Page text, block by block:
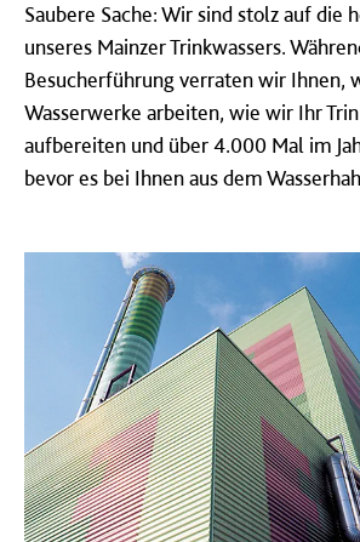
Saubere Sache: Wir sind stolz auf die
unseres Mainzer Trinkwassers.
Besucherführung verraten wir Ihnen,
Wasserwerke arbeiten, wie wir Ihr
aufbereiten und über 4.000 Mal im
bevor es bei Ihnen aus dem